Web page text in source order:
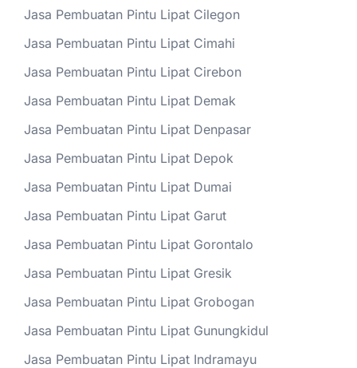
Jasa Pembuatan Pintu Lipat Cilegon
Jasa Pembuatan Pintu Lipat Cimahi
Jasa Pembuatan Pintu Lipat Cirebon
Jasa Pembuatan Pintu Lipat Demak
Jasa Pembuatan Pintu Lipat Denpasar
Jasa Pembuatan Pintu Lipat Depok
Jasa Pembuatan Pintu Lipat Dumai
Jasa Pembuatan Pintu Lipat Garut
Jasa Pembuatan Pintu Lipat Gorontalo
Jasa Pembuatan Pintu Lipat Gresik
Jasa Pembuatan Pintu Lipat Grobogan
Jasa Pembuatan Pintu Lipat Gunungkidul
Jasa Pembuatan Pintu Lipat Indramayu